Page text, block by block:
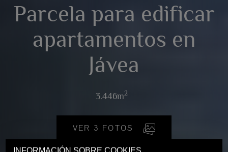
INFORMACIÓN SOBRE COOKIES
Parcela para edificar
apartamentos en
Jávea
3.446m2
VER 3 FOTOS